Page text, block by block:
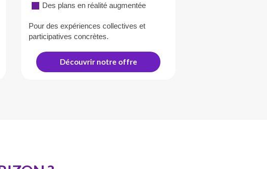
Des plans en réalité augmentée
Pour des expériences collectives et
participatives concrètes.
Découvrir notre offre